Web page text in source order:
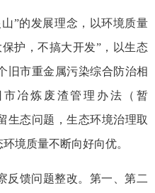
”的发展理念，以环境质量
护，不搞大开发”，以生态
旧市重金属污染综合防治相
冶炼废渣管理办法（暂
生态问题，生态环境治理取
境质量不断向好向优。
反馈问题整改。第一、第二